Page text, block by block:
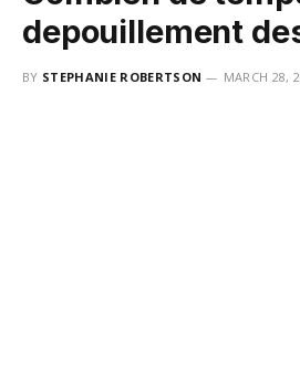
depouillement
BY STEPHANIE ROBERTSON MARCH 28,